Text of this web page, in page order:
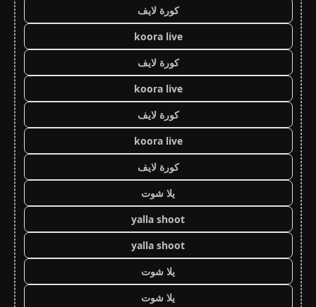
كورة لايف
koora live
كورة لايف
koora live
كورة لايف
koora live
كورة لايف
يلا شوت
yalla shoot
yalla shoot
يلا شوت
يلا شوت